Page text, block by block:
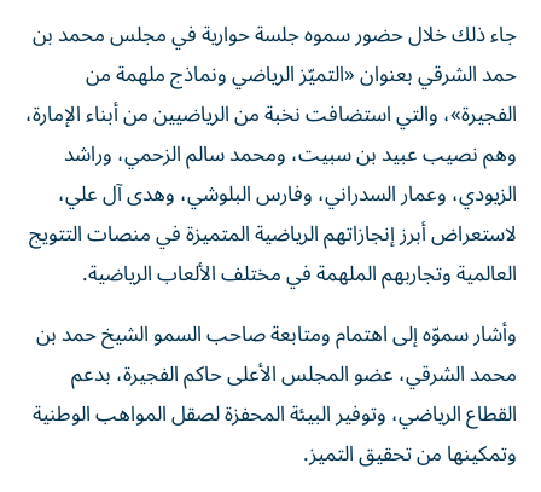
جاء ذلك خلال حضور سموه جلسة حوارية في مجلس محمد بن
حمد الشرقي بعنوان «التميّز الرياضي ونماذج ملهمة من
الفجيرة»، والتي استضافت نخبة من الرياضيين من أبناء الإمارة،
وهم نصيب عبيد بن سبيت، ومحمد سالم الزحمي، وراشد
الزيودي، وعمار السدراني، وفارس البلوشي، وهدى آل علي،
لاستعراض أبرز إنجازاتهم الرياضية المتميزة في منصات التتويج
العالمية وتجاربهم الملهمة في مختلف الألعاب الرياضية.
وأشار سموّه إلى اهتمام ومتابعة صاحب السمو الشيخ حمد بن
محمد الشرقي، عضو المجلس الأعلى حاكم الفجيرة، بدعم
القطاع الرياضي، وتوفير البيئة المحفزة لصقل المواهب الوطنية
وتمكينها من تحقيق التميز.